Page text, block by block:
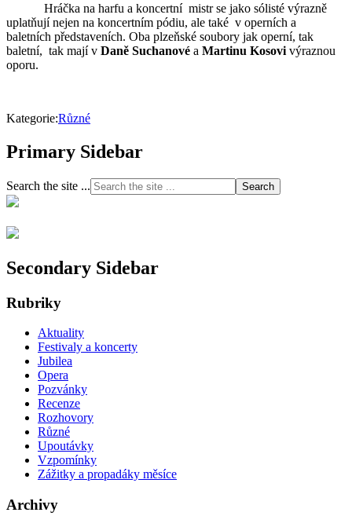
Hráčka na harfu a koncertní mistr se jako sólisté výrazně
uplatňují nejen na koncertním pódiu, ale také v operních a
baletních představeních. Oba plzeňské soubory jak operní, tak
baletní, tak mají v Daně Suchanové a Martinu Kosovi výraznou
oporu.
Kategorie:Různé
Primary Sidebar
Search the site ...
Secondary Sidebar
Rubriky
Aktuality
Festivaly a koncerty
Jubilea
Opera
Pozvánky
Recenze
Rozhovory
Různé
Upoutávky
Vzpomínky
Zážitky a propadáky měsíce
Archivy